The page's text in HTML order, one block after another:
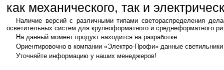
как механического, так и
Наличие версий с различными типами светораспределения
осветительных систем для крупноформатного и среднеформатного
На данный момент продукт находится на разработке.
Ориентировочно в компании «Электро-Профи» данные
Уточняйте информацию у наших менеджеров!